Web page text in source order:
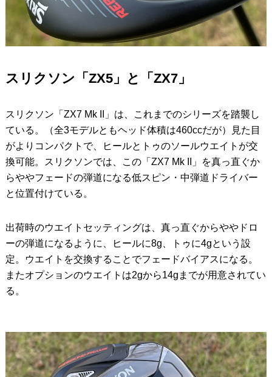
スリクソン「ZX5」と「ZX7」
スリクソン「ZX7 Mk II」は、これまでのシリーズを踏襲し
ている。（全3モデルともヘッド体積は460ccだが）見た目
がよりコンパクトで、ヒールとトゥのソールウエイトが交
換可能。スリクソンでは、この「ZX7 Mk II」を真っ直ぐか
らややフェードの弾道になる低スピン・中弾道ドライバー
と位置付けている。
出荷時のウエイトセッティングは、真っ直ぐからややドロ
ーの弾道になるように、ヒールに8g、トゥに4gという設
定。ウエイトを交換することでフェードバイアスになる。
またオプションのウエイトは2gから14gまでが用意されてい
る。